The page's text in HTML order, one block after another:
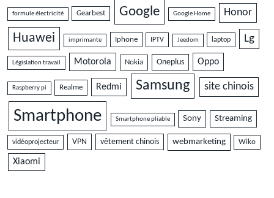
formule électricité Gearbest Google Google Home Honor
Huawei imprimante Iphone IPTV Jeedom laptop Lg
Législation travail Motorola Nokia Oneplus Oppo
Raspberry pi Realme Redmi Samsung site chinois
Smartphone Smartphone pliable Sony Streaming
vidéoprojecteur VPN vêtement chinois webmarketing Wiko
Xiaomi